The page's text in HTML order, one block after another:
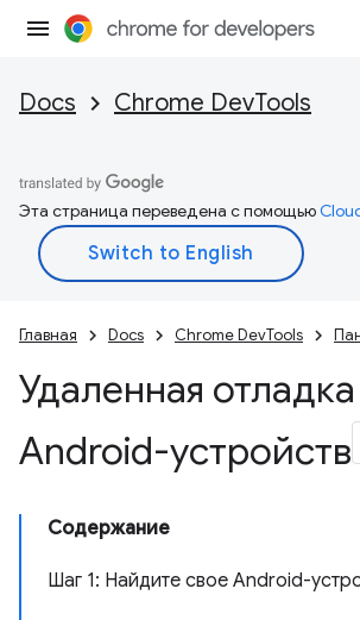
Docs Chrome DevTools
Эта страница переведена с помощью
Главная Docs Chrome DevTools
Удаленная отладка
Android-устройств
Содержание
Шаг 1: Найдите свое Android-